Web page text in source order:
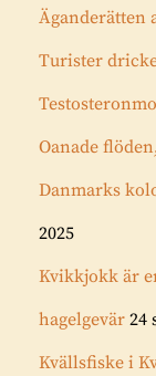
Äganderätten
Turister
Oanade
Danmarks
2025
Kvikkjokk är
hagelgevär 24
Kvällsfiske i